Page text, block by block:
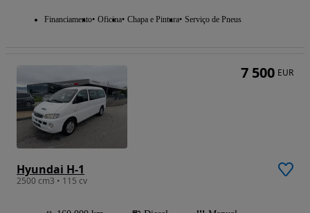
Financiamento Oficina Chapa e Pintura Serviço de Pneus
Hyundai H-1
2500 cm3 • 115 cv
7 500 EUR